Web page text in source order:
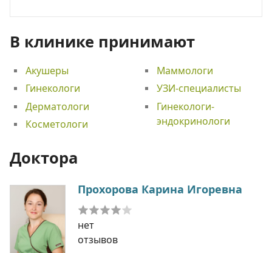
В клинике принимают
Акушеры
Гинекологи
Дерматологи
Косметологи
Маммологи
УЗИ-специалисты
Гинекологи-
эндокринологи
Доктора
Прохорова Карина Игоревна
нет
отзывов